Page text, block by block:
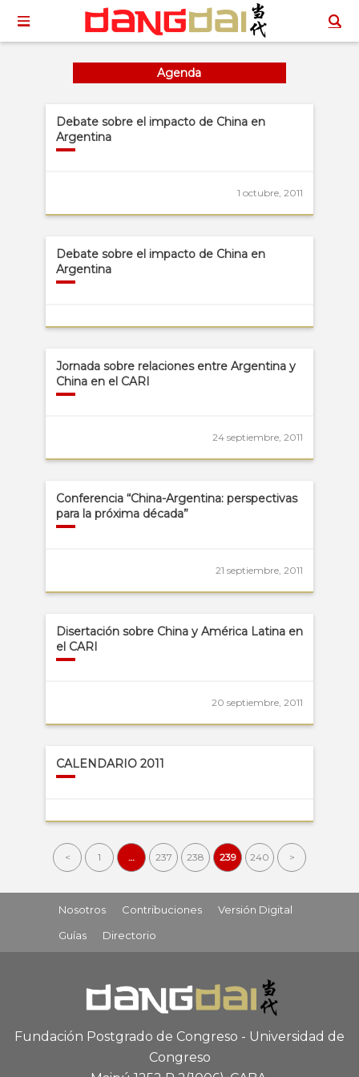
Agenda
Debate sobre el impacto de China en
Argentina
1 octubre, 2011
Debate sobre el impacto de China en
Argentina
Jornada sobre relaciones entre Argentina y
China en el CARI
24 septiembre, 2011
Conferencia “China-Argentina: perspectivas
para la próxima década”
21 septiembre, 2011
Disertación sobre China y América Latina en
el CARI
20 septiembre, 2011
CALENDARIO 2011
< 1 … 237 238 239 240 >
Nosotros Contribuciones
Versión Digital
Guías
Directorio
Fundación Postgrado de Congreso - Universidad de
Congreso